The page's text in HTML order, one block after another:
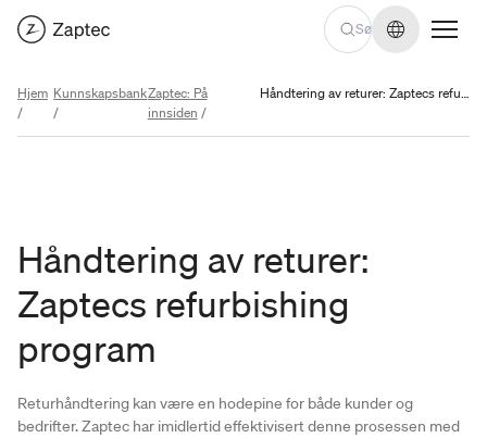
Endre
Hjem
/
Kunnskapsbank
/
Zaptec: På
innsiden /
Håndtering av returer: Zaptecs refurbishing program
Håndtering av returer:
Zaptecs refurbishing
program
Returhåndtering kan være en hodepine for både kunder og
bedrifter. Zaptec har imidlertid effektivisert denne prosessen med